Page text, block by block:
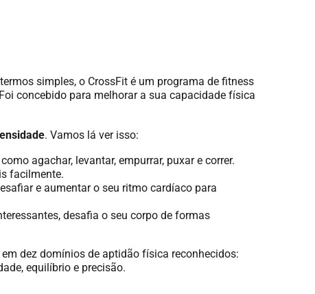
simples, o CrossFit é um programa de fitness
concebido para melhorar a sua capacidade física
. Vamos lá ver isso:
agachar, levantar, empurrar, puxar e correr.
facilmente.
e aumentar o seu ritmo cardíaco para
desafia o seu corpo de formas
dez domínios de aptidão física reconhecidos:
equilíbrio e precisão.